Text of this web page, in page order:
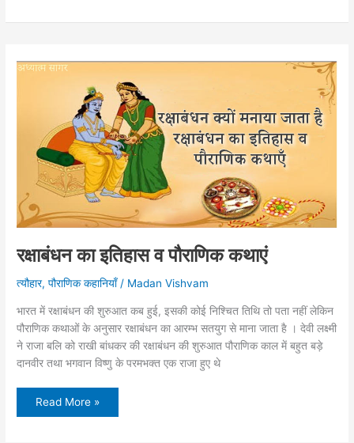
|
रक्षाबंधन का इतिहास व पौराणिक कथाएं
त्यौहार,पौराणिक कहानियाँ/ Madan Vishvam
भारत में रक्षाबंधन की शुरुआत कब हुई, इसकी कोई निश्चित तिथि तो पता नहीं लेकिन
पौराणिक कथाओं के अनुसार रक्षाबंधन का आरम्भ सतयुग से माना जाता है । देवी लक्ष्मी
ने राजा बलि को राखी बांधकर की रक्षाबंधन की शुरुआत पौराणिक काल में बहुत बड़े
दानवीर तथा भगवान विष्णु के परमभक्त एक राजा हुए थे
रक्षाबंधन
Read More »